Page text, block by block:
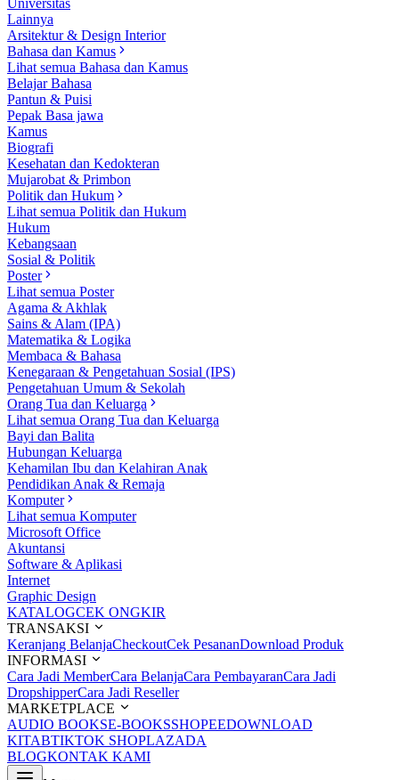
Universitas
Lainnya
Arsitektur & Design Interior
Bahasa dan Kamus
Lihat semua Bahasa dan Kamus
Belajar Bahasa
Pantun & Puisi
Pepak Basa jawa
Kamus
Biografi
Kesehatan dan Kedokteran
Mujarobat & Primbon
Politik dan Hukum
Lihat semua Politik dan Hukum
Hukum
Kebangsaan
Sosial & Politik
Poster
Lihat semua Poster
Agama & Akhlak
Sains & Alam (IPA)
Matematika & Logika
Membaca & Bahasa
Kenegaraan & Pengetahuan Sosial (IPS)
Pengetahuan Umum & Sekolah
Orang Tua dan Keluarga
Lihat semua Orang Tua dan Keluarga
Bayi dan Balita
Hubungan Keluarga
Kehamilan Ibu dan Kelahiran Anak
Pendidikan Anak & Remaja
Komputer
Lihat semua Komputer
Microsoft Office
Akuntansi
Software & Aplikasi
Internet
Graphic Design
KATALOGCEK ONGKIR
TRANSAKSI
Keranjang BelanjaCheckoutCek PesananDownload Produk
INFORMASI
Cara Jadi MemberCara BelanjaCara PembayaranCara Jadi
DropshipperCara Jadi Reseller
MARKETPLACE
AUDIO BOOKSE-BOOKSSHOPEEDOWNLOAD
KITABTIKTOK SHOPLAZADA
BLOGKONTAK KAMI